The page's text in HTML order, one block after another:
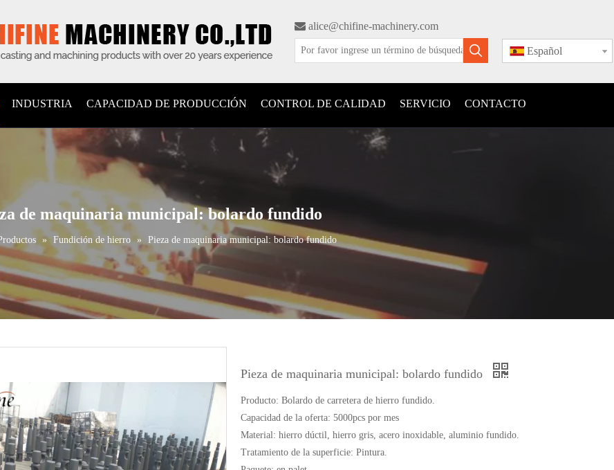
 alice@chifine-machinery.com
Español
INDUSTRIA CAPACIDAD DE PRODUCCIÓN CONTROL DE CALIDAD SERVICIO CONTACTO
de maquinaria municipal: bolardo fundido
» Fundición de hierro » Pieza de maquinaria municipal: bolardo fundido
Pieza de maquinaria municipal: bolardo fundido
Producto: Bolardo de carretera de hierro fundido.
Capacidad de la oferta: 5000pcs por mes
Material: hierro dúctil, hierro gris, acero inoxidable, aluminio fundido.
Tratamiento de la superficie: Pintura.